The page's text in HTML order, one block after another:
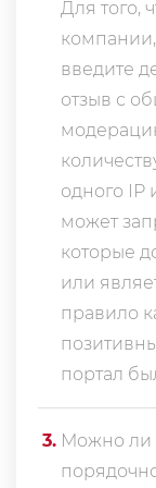
Для того,
компании,
введите
отзыв с
одного IP
может
которые
или
правило
портал
3. Можно ли